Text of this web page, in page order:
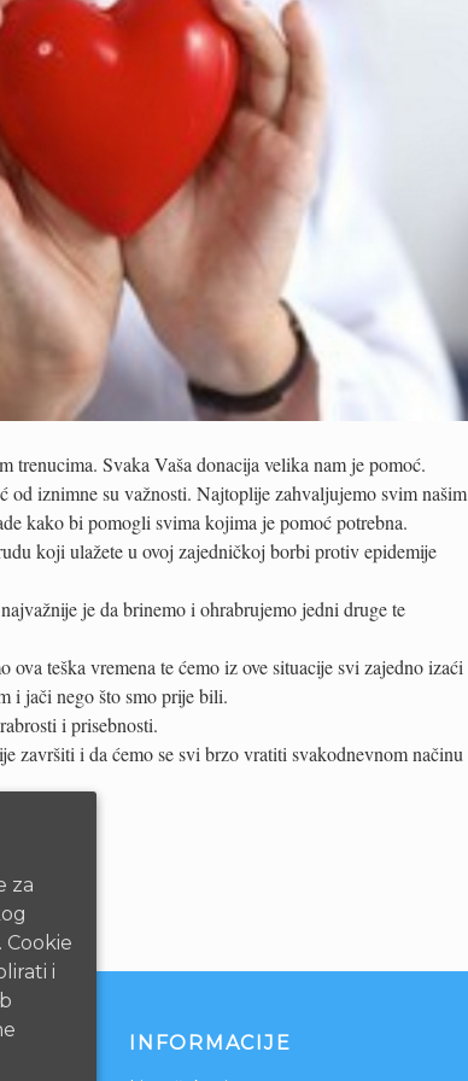
trenucima. Svaka Vaša donacija velika nam je pomoć.
od iznimne su važnosti. Najtoplije zahvaljujemo svim našim
kako bi pomogli svima kojima je pomoć potrebna.
koji ulažete u ovoj zajedničkoj borbi protiv epidemije
je da brinemo i ohrabrujemo jedni druge te
ova teška vremena te ćemo iz ove situacije svi zajedno izaći
i jači nego što smo prije bili.
i prisebnosti.
završiti i da ćemo se svi brzo vratiti svakodnevnom načinu
INFORMACIJE
za
i